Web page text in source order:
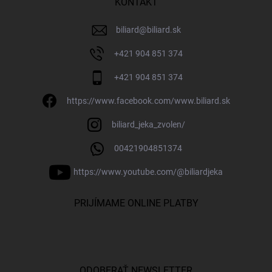
KONTAKT
biliard@biliard.sk
+421 904 851 374
+421 904 851 374
https://www.facebook.com/www.biliard.sk
biliard_jeka_zvolen/
00421904851374
https://www.youtube.com/@biliardjeka
PRIJÍMAME ONLINE PLATBY